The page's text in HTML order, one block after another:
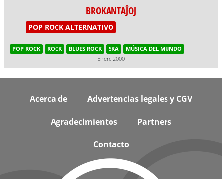
BROKANTAĴOJ
POP ROCK ALTERNATIVO
POP ROCK ROCK BLUES ROCK SKA
MÚSICA DEL MUNDO
Enero 2000
FooterAcerca de Advertencias legales y CGV
Agradecimientos Partners
Contacto